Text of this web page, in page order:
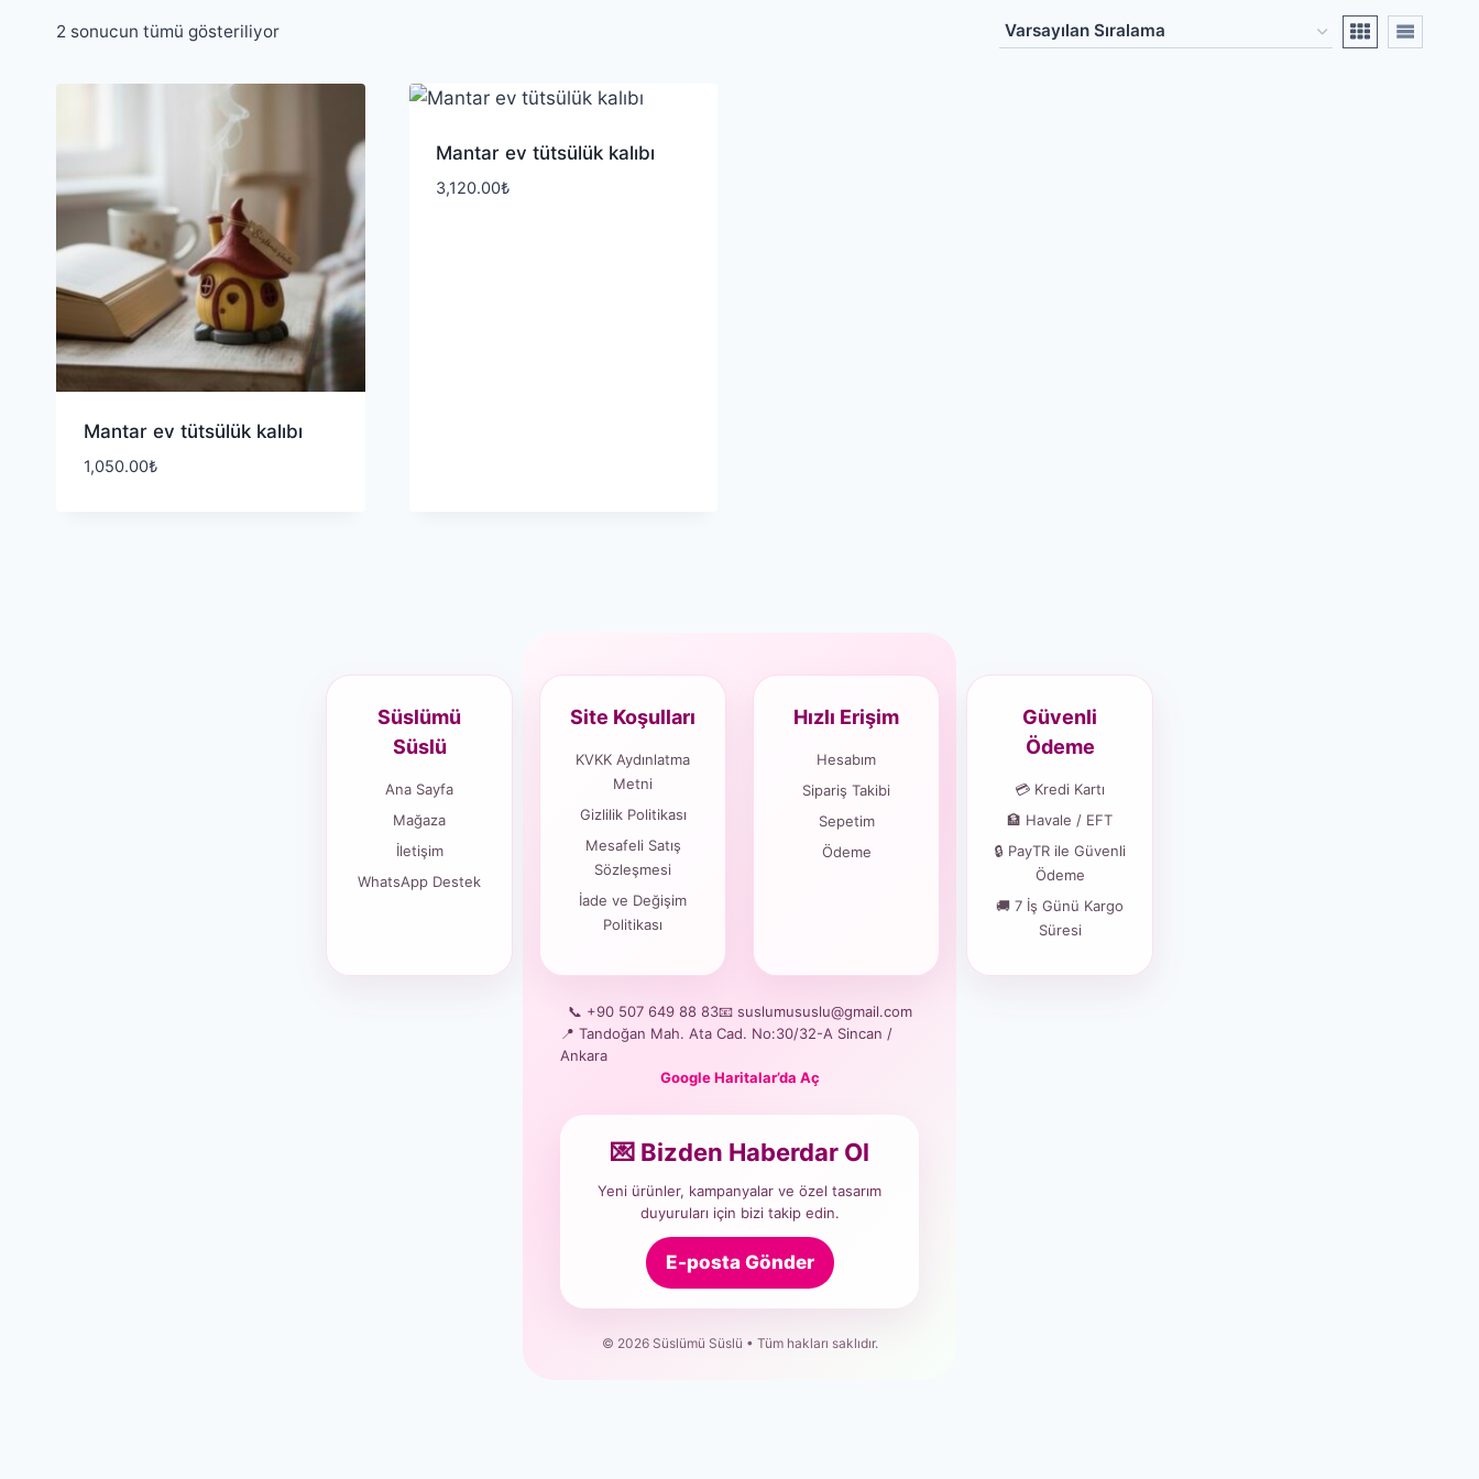
2 sonucun tümü gösteriliyor
Mantar ev tütsülük kalıbı
1,050.00₺
Mantar ev tütsülük kalıbı
3,120.00₺
Süslümü
Süslü
Ana Sayfa
Mağaza
İletişim
WhatsApp Destek
Site Koşulları
KVKK Aydınlatma
Metni
Gizlilik Politikası
Mesafeli Satış
Sözleşmesi
İade ve Değişim
Politikası
Hızlı Erişim
Hesabım
Sipariş Takibi
Sepetim
Ödeme
Güvenli
Ödeme
💳 Kredi Kartı
🏦 Havale / EFT
🔒 PayTR ile Güvenli
Ödeme
🚚 7 İş Günü Kargo
Süresi
📞 +90 507 649 88 83📧 suslumususlu@gmail.com
📍 Tandoğan Mah. Ata Cad. No:30/32-A Sincan /
Ankara
Google Haritalar’da Aç
💌 Bizden Haberdar Ol
Yeni ürünler, kampanyalar ve özel tasarım
duyuruları için bizi takip edin.
E-posta Gönder
© 2026 Süslümü Süslü • Tüm hakları saklıdır.